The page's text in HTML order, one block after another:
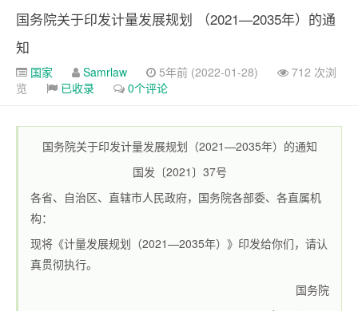
国务院关于印发计量发展规划 （2021—2035年）的通
知
国家 Samrlaw 5年前 (2022-01-28)
712 次浏
览
已收录 0个评论
国务院关于印发计量发展规划（2021—2035年）的通知
国发〔2021〕37号
各省、自治区、直辖市人民政府，国务院各部委、各直属机
构：
现将《计量发展规划（2021—2035年）》印发给你们，请认
真贯彻执行。
国务院